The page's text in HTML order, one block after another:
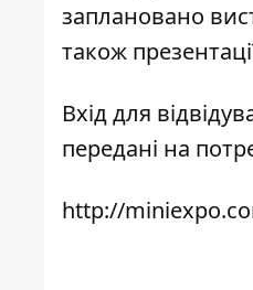
заплановано
також
Вхід для
передані на
http://